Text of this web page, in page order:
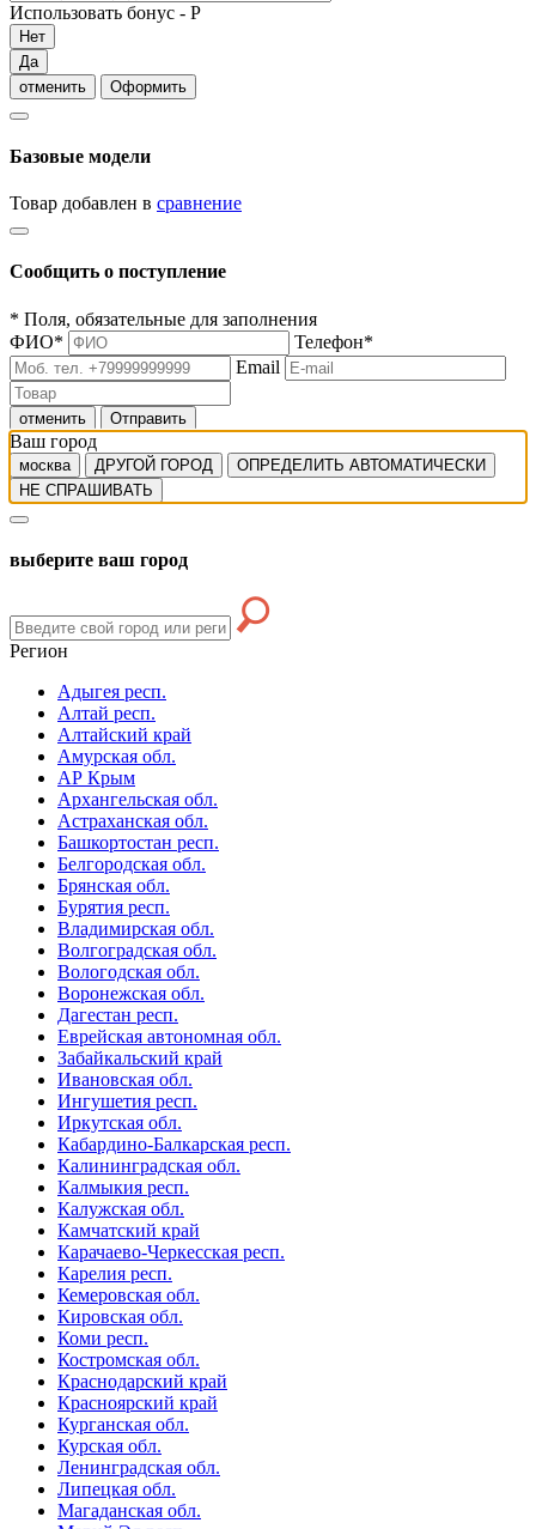
Использовать бонус - Р
Нет
Да
отменить
Оформить
Базовые модели
Товар добавлен в сравнение
Сообщить о поступление
* Поля, обязательные для заполнения
ФИО* Телефон*
Email
отменить Отправить
Ваш город
москва ДРУГОЙ ГОРОД
ОПРЕДЕЛИТЬ АВТОМАТИЧЕСКИ
НЕ СПРАШИВАТЬ
выберите ваш город
Регион
Адыгея респ.
Алтай респ.
Алтайский край
Амурская обл.
АР Крым
Архангельская обл.
Астраханская обл.
Башкортостан респ.
Белгородская обл.
Брянская обл.
Бурятия респ.
Владимирская обл.
Волгоградская обл.
Вологодская обл.
Воронежская обл.
Дагестан респ.
Еврейская автономная обл.
Забайкальский край
Ивановская обл.
Ингушетия респ.
Иркутская обл.
Кабардино-Балкарская респ.
Калининградская обл.
Калмыкия респ.
Калужская обл.
Камчатский край
Карачаево-Черкесская респ.
Карелия респ.
Кемеровская обл.
Кировская обл.
Коми респ.
Костромская обл.
Краснодарский край
Красноярский край
Курганская обл.
Курская обл.
Ленинградская обл.
Липецкая обл.
Магаданская обл.